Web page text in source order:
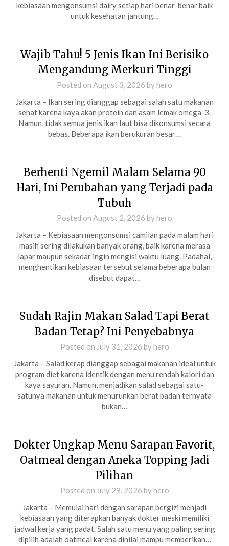
kebiasaan mengonsumsi dairy setiap hari benar-benar baik
untuk kesehatan jantung…
Wajib Tahu! 5 Jenis Ikan Ini Berisiko
Mengandung Merkuri Tinggi
Posted on August 3, 2026 byhero
Jakarta – Ikan sering dianggap sebagai salah satu makanan
sehat karena kaya akan protein dan asam lemak omega-3.
Namun, tidak semua jenis ikan laut bisa dikonsumsi secara
bebas. Beberapa ikan berukuran besar…
Berhenti Ngemil Malam Selama 90
Hari, Ini Perubahan yang Terjadi pada
Tubuh
Posted on August 2, 2026 byhero
Jakarta – Kebiasaan mengonsumsi camilan pada malam hari
masih sering dilakukan banyak orang, baik karena merasa
lapar maupun sekadar ingin mengisi waktu luang. Padahal,
menghentikan kebiasaan tersebut selama beberapa bulan
disebut dapat…
Sudah Rajin Makan Salad Tapi Berat
Badan Tetap? Ini Penyebabnya
Posted on July 31, 2026 byhero
Jakarta – Salad kerap dianggap sebagai makanan ideal untuk
program diet karena identik dengan menu rendah kalori dan
kaya sayuran. Namun, menjadikan salad sebagai satu-
satunya makanan untuk menurunkan berat badan ternyata
bukan…
Dokter Ungkap Menu Sarapan Favorit,
Oatmeal dengan Aneka Topping Jadi
Pilihan
Posted on July 29, 2026 byhero
Jakarta – Memulai hari dengan sarapan bergizi menjadi
kebiasaan yang diterapkan banyak dokter meski memiliki
jadwal kerja yang padat. Salah satu menu yang paling sering
dipilih adalah oatmeal karena dinilai mampu memberikan…